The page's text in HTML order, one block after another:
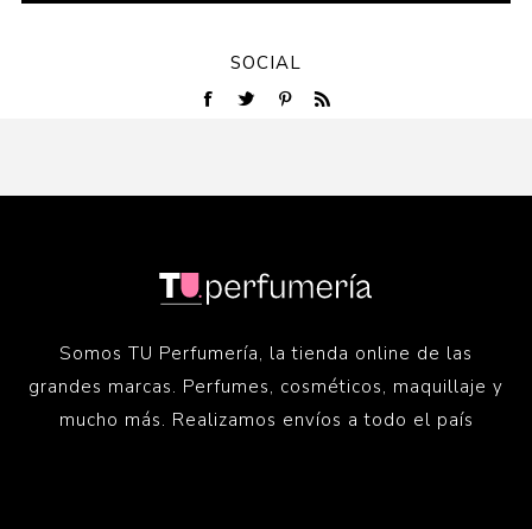
SOCIAL
Somos TU Perfumería, la tienda online de las
grandes marcas. Perfumes, cosméticos, maquillaje y
mucho más. Realizamos envíos a todo el país